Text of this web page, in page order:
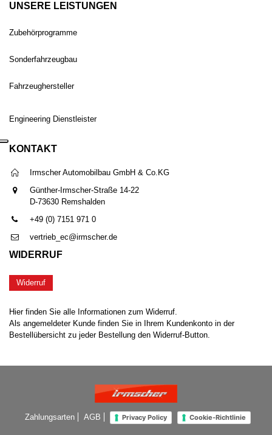
UNSERE LEISTUNGEN
Zubehörprogramme
Sonderfahrzeugbau
Fahrzeughersteller
Engineering Dienstleister
KONTAKT
Irmscher Automobilbau GmbH & Co.KG
Günther-Irmscher-Straße 14-22
D-73630 Remshalden
+49 (0) 7151 971 0
vertrieb_ec@irmscher.de
WIDERRUF
Widerruf
Hier finden Sie alle Informationen zum Widerruf.
Als angemeldeter Kunde finden Sie in Ihrem Kundenkonto in der
Bestellübersicht zu jeder Bestellung den Widerruf-Button.
Zahlungsarten AGB Privacy Policy Cookie-Richtlinie